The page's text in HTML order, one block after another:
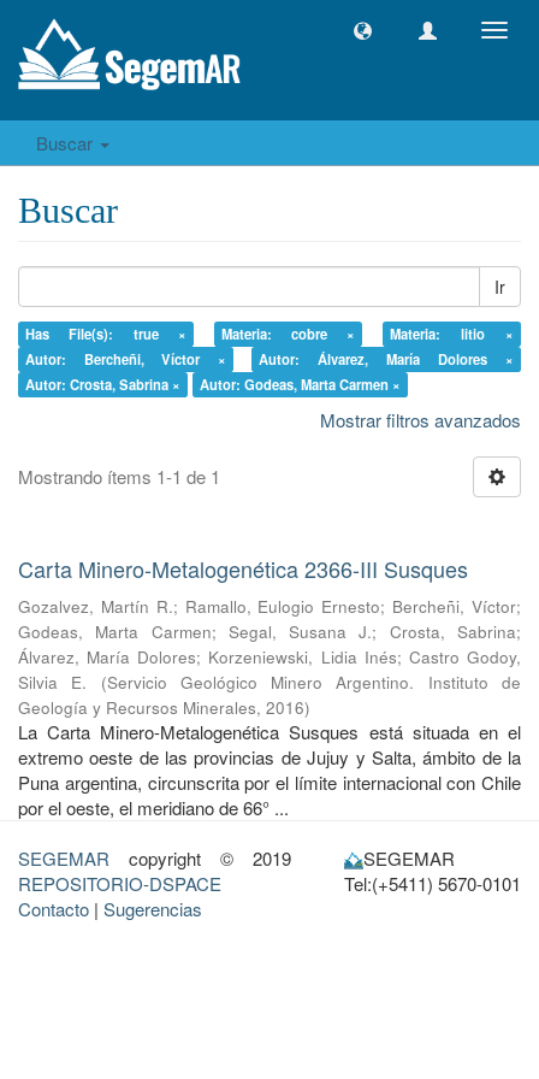
Buscar
Buscar
Ir
Has File(s): true × Materia: cobre ×
Materia: litio ×
Autor: Bercheñi, Víctor ×
Autor: Álvarez, María Dolores ×
Autor: Crosta, Sabrina ×
Autor: Godeas, Marta Carmen ×
Mostrar filtros avanzados
Mostrando ítems 1-1 de 1
Carta Minero-Metalogenética 2366-III Susques
Gozalvez, Martín R.; Ramallo, Eulogio Ernesto; Bercheñi, Víctor;
Godeas, Marta Carmen; Segal, Susana J.; Crosta, Sabrina;
Álvarez, María Dolores; Korzeniewski, Lidia Inés; Castro Godoy,
Silvia E.
(Servicio Geológico Minero Argentino. Instituto de
Geología y Recursos Minerales, 2016)
La Carta Minero-Metalogenética Susques está situada en el
extremo oeste de las provincias de Jujuy y Salta, ámbito de la
Puna argentina, circunscrita por el límite internacional con Chile
por el oeste, el meridiano de 66° ...
SEGEMAR copyright © 2019
REPOSITORIO-DSPACE
Contacto | Sugerencias
SEGEMAR
Tel:(+5411) 5670-0101